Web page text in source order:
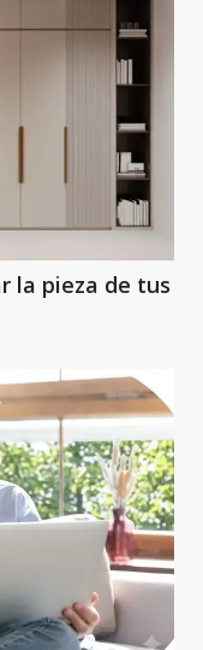
la pieza de tus